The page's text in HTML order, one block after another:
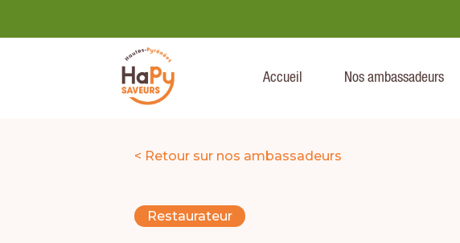
Accueil Nos ambassadeurs
< Retour sur nos ambassadeurs
Restaurateur